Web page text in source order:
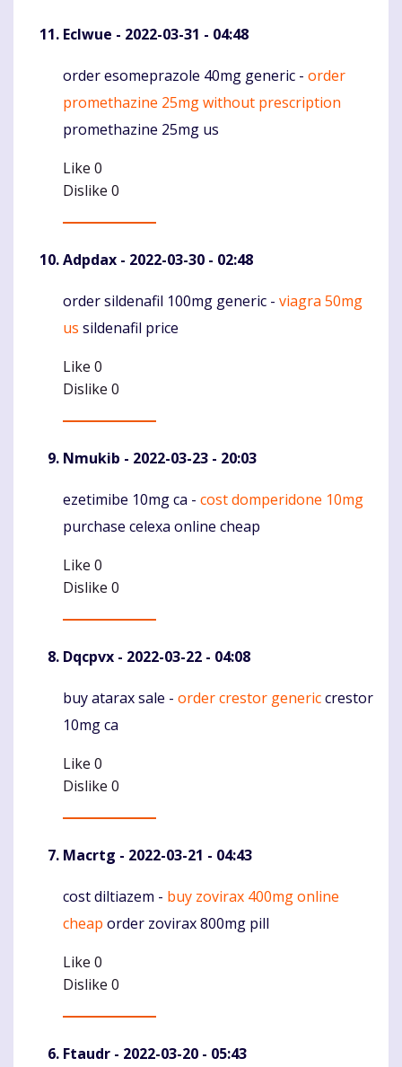
Eclwue - 2022-03-31 - 04:48
Komentaras
order esomeprazole 40mg generic - order
promethazine 25mg without prescription
promethazine 25mg us
Like 0
Dislike 0
Adpdax - 2022-03-30 - 02:48
Komentaras
order sildenafil 100mg generic - viagra 50mg
us sildenafil price
Like 0
Dislike 0
Nmukib - 2022-03-23 - 20:03
Komentaras
ezetimibe 10mg ca - cost domperidone 10mg
purchase celexa online cheap
Like 0
Dislike 0
Dqcpvx - 2022-03-22 - 04:08
Komentaras
buy atarax sale - order crestor genericcrestor
10mg ca
Like 0
Dislike 0
Macrtg - 2022-03-21 - 04:43
Komentaras
cost diltiazem - buy zovirax 400mg online
cheap order zovirax 800mg pill
Like 0
Dislike 0
Ftaudr - 2022-03-20 - 05:43